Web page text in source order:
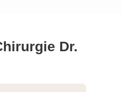
Dr.